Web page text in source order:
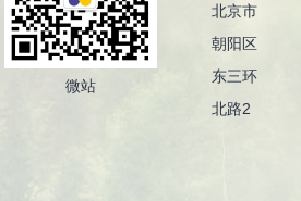
微站
北京市
朝阳区
东三环
北路2